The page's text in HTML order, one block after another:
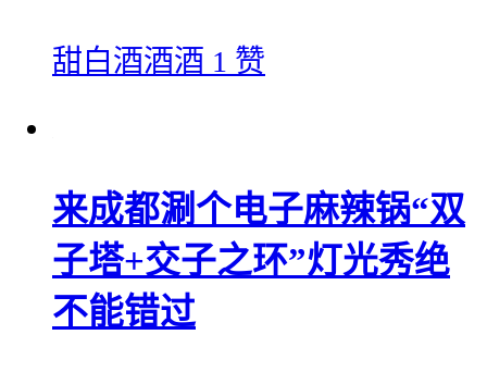
甜白酒酒酒 1 赞
来成都涮个电子麻辣锅“双
子塔+交子之环”灯光秀绝
不能错过